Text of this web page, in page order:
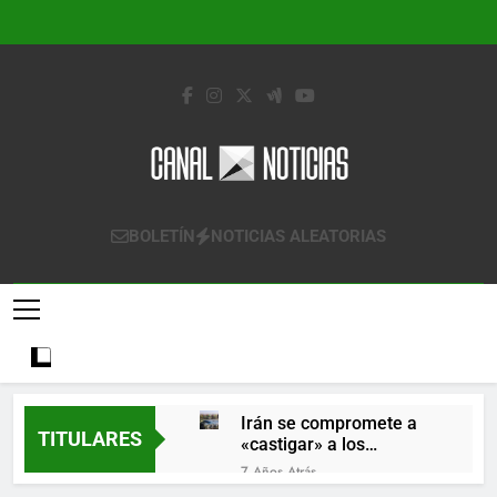
Canal Noticias
Canal Noticias
BOLETÍN NOTICIAS ALEATORIAS
TITULARES
Irán se compromete a
«castigar» a los
responsables de
derribar un avión
7 Años Atrás